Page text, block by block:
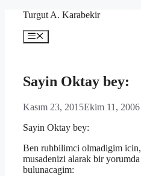
İçeriğeTurgut A. Karabekir
Menü
Sayin Oktay bey:
Kasım 23, 2015Ekim 11, 2006
Sayin Oktay bey:
Ben ruhbilimci olmadigim icin,
musadenizi alarak bir yorumda
bulunacagim: